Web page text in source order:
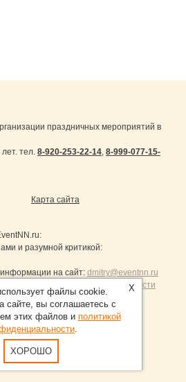
праздничных мероприятий в
тел. 8-920-253-22-14, 8-999-077-15-
Карта сайта
:
и разумной критикой:
на сайт: dmitry@eventnn.ru
и политика конфиденциальности
сайтов Санкт-Петербург
X
файлы cookie.
сайте, вы соглашаетесь с
этих файлов и политикой
.
ХОРОШО